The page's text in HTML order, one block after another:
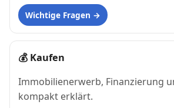
Wichtige Fragen
💰 Kaufen
Immobilienerwerb, Finanzierung
kompakt erklärt.